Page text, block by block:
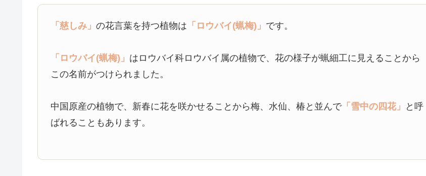
「慈しみ」の花言葉を持つ植物は 「ロウバイ(蝋梅)」 です。
「ロウバイ(蝋梅)」 はロウバイ科ロウバイ属の植物で、花の様子が蝋細工に見えることから
この名前がつけられました。
中国原産の植物で、新春に花を咲かせることから梅、水仙、椿と並んで「雪中の四花」
と呼
ばれることもあります。